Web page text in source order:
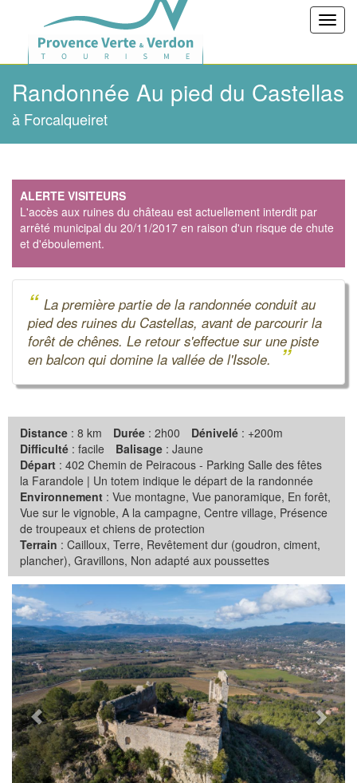
Randonnée Au pied du Castellas
à Forcalqueiret
ALERTE VISITEURS
L'accès aux ruines du château est actuellement interdit par
arrêté municipal du 20/11/2017 en raison d'un risque de chute
et d'éboulement.
“ La première partie de la randonnée conduit au
pied des ruines du Castellas, avant de parcourir la
forêt de chênes. Le retour s'effectue sur une piste
en balcon qui domine la vallée de l'Issole.
”
Distance : 8 km Durée : 2h00 Dénivelé : +200m
Difficulté : facile Balisage : Jaune
Départ : 402 Chemin de Peiracous - Parking Salle des fêtes
la Farandole | Un totem indique le départ de la randonnée
Environnement : Vue montagne, Vue panoramique, En forêt,
Vue sur le vignoble, A la campagne, Centre village, Présence
de troupeaux et chiens de protection
Terrain : Cailloux, Terre, Revêtement dur (goudron, ciment,
plancher), Gravillons, Non adapté aux poussettes
Précédent